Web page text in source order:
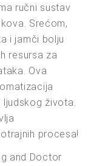
ručni sustav
Srećom,
i jamči bolju
resursa za
Ova
života.
procesa!
and Doctor